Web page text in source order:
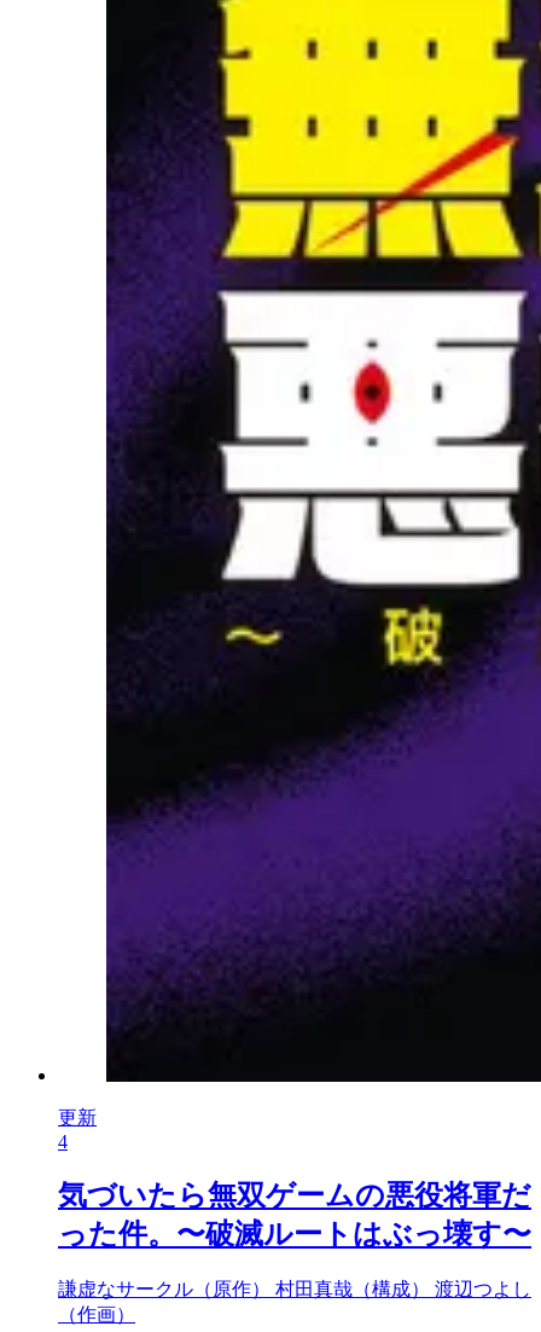
更新
4
気づいたら無双ゲームの悪役将軍だ
った件。〜破滅ルートはぶっ壊す〜
謙虚なサークル（原作） 村田真哉（構成） 渡辺つよし
（作画）